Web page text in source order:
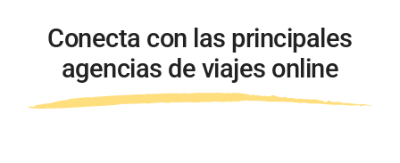
Conecta con las principales
agencias de viajes online